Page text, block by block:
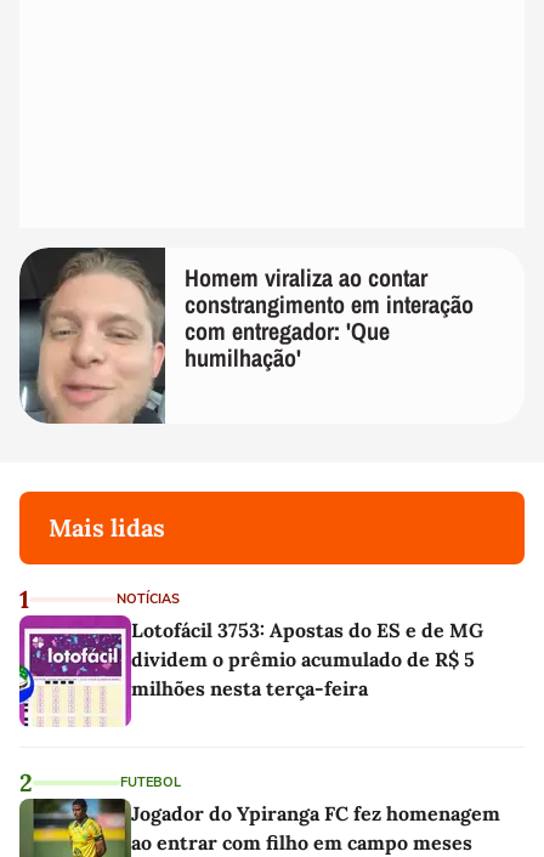
Homem viraliza ao contar
constrangimento em interação
com entregador: 'Que
humilhação'
Mais lidas
1 NOTÍCIAS
Lotofácil 3753: Apostas do ES e de MG
dividem o prêmio acumulado de R$ 5
milhões nesta terça-feira
2 FUTEBOL
Jogador do Ypiranga FC fez homenagem
ao entrar com filho em campo meses